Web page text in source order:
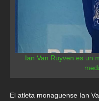
Ian Van Ruyven es un
El atleta monaguense Ian